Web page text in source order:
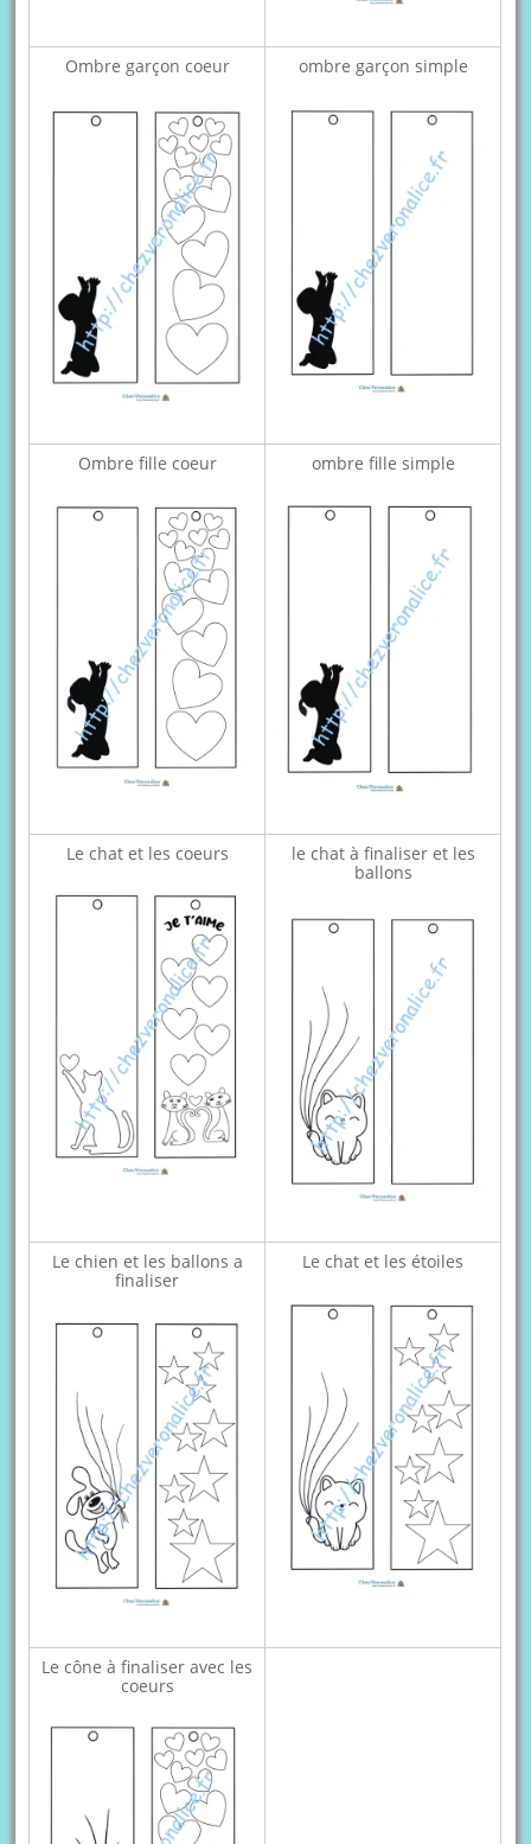
Ombre garçon coeur ombre garçon simple
Ombre fille coeur ombre fille simple
Le chat et les coeurs
le chat à finaliser et les
ballons
Le chien et les ballons a
finaliser
Le chat et les étoiles
Le cône à finaliser avec les
coeurs